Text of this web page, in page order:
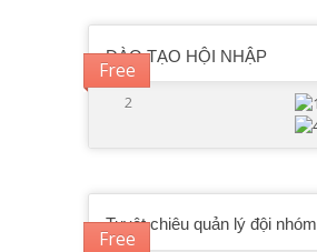
Free
ĐÀO TẠO HỘI NHẬP
2
Free
Tuyệt chiêu quản lý đội nhóm